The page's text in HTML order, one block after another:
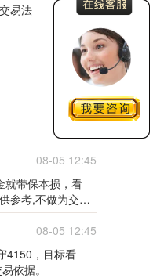
货币
货币
易法
2000
更多
08-05 12:45
就带保本损，看
参考,不做为交易
08-05 12:45
4150，目标看
依据。